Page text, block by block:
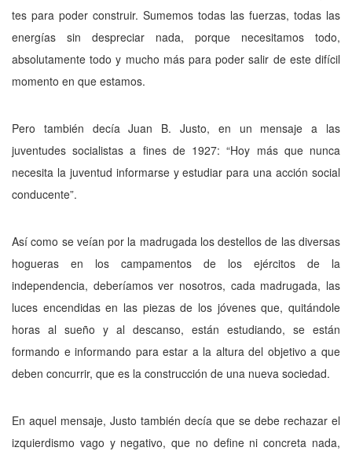
tes para poder construir. Sumemos todas las fuerzas, todas las
energías sin despreciar nada, porque necesitamos todo,
absolutamente todo y mucho más para poder salir de este difícil
momento en que estamos.
Pero también decía Juan B. Justo, en un mensaje a las
juventudes socialistas a fines de 1927: “Hoy más que nunca
necesita la juven­tud informarse yestudiarpara una acción so­cial
conducente”.
Así como se veían por la madrugada los destellos de las diversas
hogueras en los cam­pamentos de los ejércitos de la
independencia, deberíamos ver nosotros, cada madrugada, las
luces encendidasen las piezas de los jóvenesque,quitándole
horas al sueño y al descanso, están estudiando, se están
formando e infor­mando paraestar a la altura del objetivo aque
deben concurrir, que es la construcción de una nueva sociedad.
En aquel mensaje, Justo también decía que se debe rechazar el
izquierdismo vago y negativo, que no define ni concreta nada,